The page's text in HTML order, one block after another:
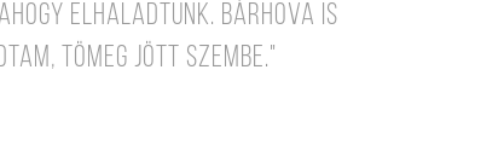
elhaladtunk. Bárhova is
tömeg jött szembe."